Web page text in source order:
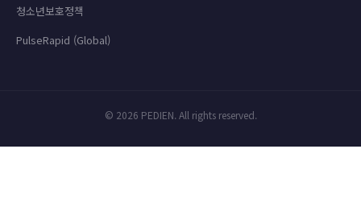
청소년보호정책
PulseRapid (Global)
© 2026 PEDIEN. All rights reserved.